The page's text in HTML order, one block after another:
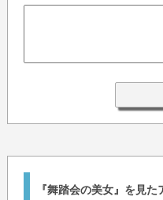
『舞踏会の美女』を見